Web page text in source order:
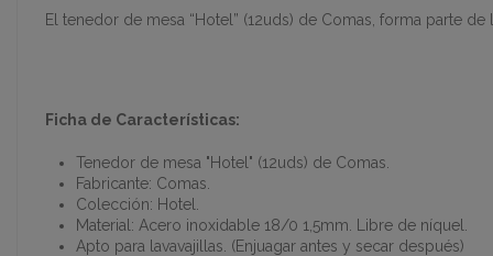
El tenedor de mesa “Hotel” (12uds) de Comas, forma parte
Ficha de Características:
Tenedor de mesa "Hotel" (12uds) de Comas.
Fabricante: Comas.
Colección: Hotel.
Material: Acero inoxidable 18/0 1,5mm. Libre de níquel.
Apto para lavavajillas. (Enjuagar antes y secar después)